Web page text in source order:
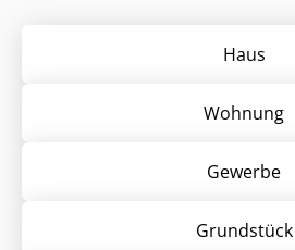
Haus
Wohnung
Gewerbe
Grund­stück